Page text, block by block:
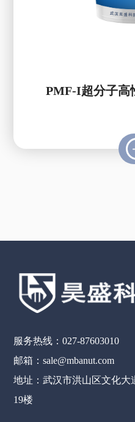
PMF-I超分子高
服务热线：027-87603010
邮箱：sale@mbanut.com
地址：武汉市洪山区文化大
19楼